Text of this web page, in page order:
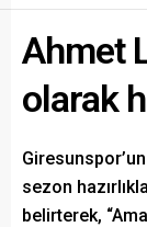
Ahmet
olarak
sezon
belirterek,